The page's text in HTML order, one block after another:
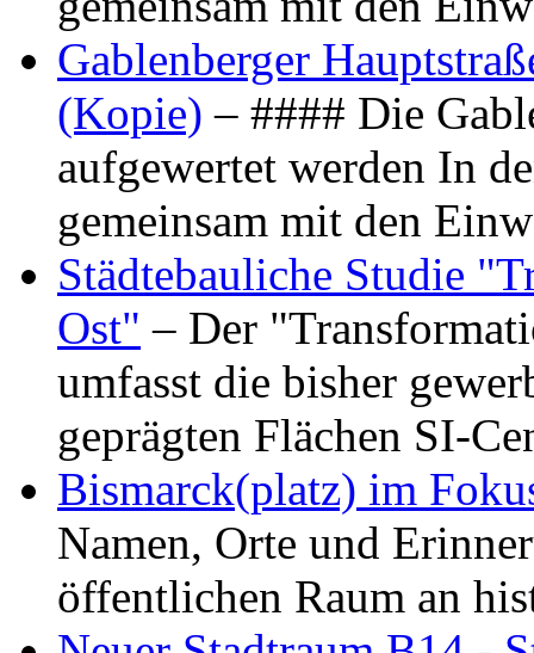
Gablenberger
(Kopie) – #### Die
aufgewertet werden In
gemeinsam mit den
Städtebauliche Studie
Ost" – Der
umfasst die bisher
geprägten Flächen SI-
Bismarck(platz) im
Namen, Orte und
öffentlichen Raum an